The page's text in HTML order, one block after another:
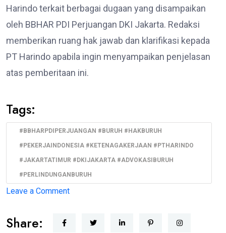
Harindo terkait berbagai dugaan yang disampaikan
oleh BBHAR PDI Perjuangan DKI Jakarta. Redaksi
memberikan ruang hak jawab dan klarifikasi kepada
PT Harindo apabila ingin menyampaikan penjelasan
atas pemberitaan ini.
Tags:
#BBHARPDIPERJUANGAN #BURUH #HAKBURUH
#PEKERJAINDONESIA #KETENAGAKERJAAN #PTHARINDO
#JAKARTATIMUR #DKIJAKARTA #ADVOKASIBURUH
#PERLINDUNGANBURUH
Leave a Commenton
Share: